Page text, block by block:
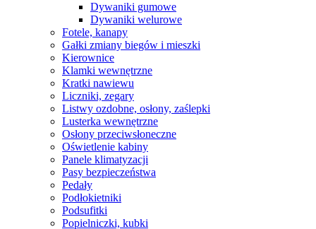
Dywaniki gumowe
Dywaniki welurowe
Fotele, kanapy
Gałki zmiany biegów i mieszki
Kierownice
Klamki wewnętrzne
Kratki nawiewu
Liczniki, zegary
Listwy ozdobne, osłony, zaślepki
Lusterka wewnętrzne
Osłony przeciwsłoneczne
Oświetlenie kabiny
Panele klimatyzacji
Pasy bezpieczeństwa
Pedały
Podłokietniki
Podsufitki
Popielniczki, kubki